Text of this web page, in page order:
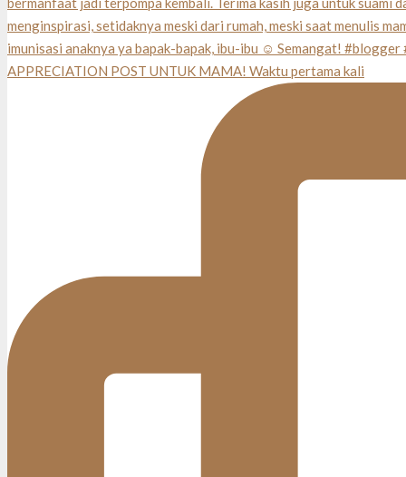
APPRECIATION POST UNTUK MAMA! Waktu pertama kali